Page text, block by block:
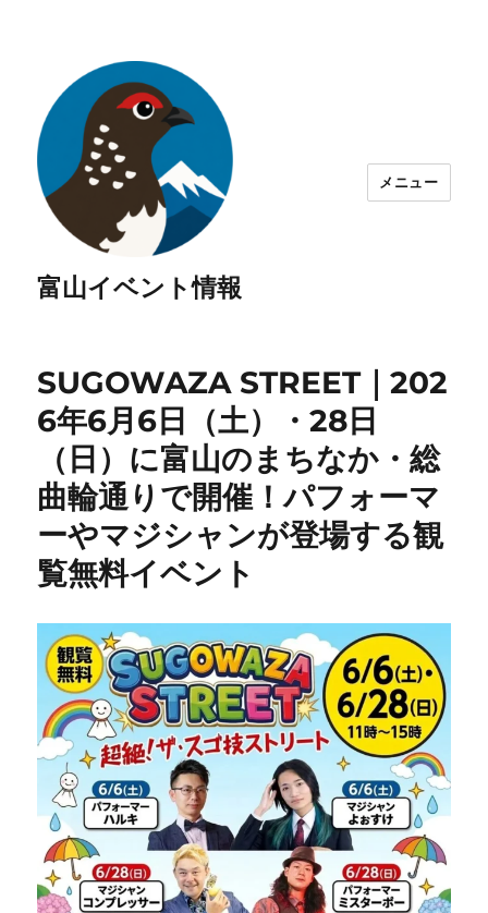
富山イベント情報
メニュー
SUGOWAZA STREET｜202
6年6月6日（土）・28日
（日）に富山のまちなか・総
曲輪通りで開催！パフォーマ
ーやマジシャンが登場する観
覧無料イベント